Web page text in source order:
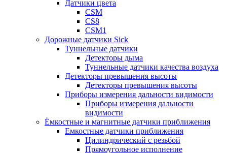
Датчики цвета
CSM
CS8
CSM1
Дорожные датчики Sick
Туннельные датчики
Детекторы дыма
Туннельные датчики качества воздуха
Детекторы превышения высоты
Детекторы превышения высоты
Приборы измерения дальности видимости
Приборы измерения дальности
видимости
Ёмкостные и магнитные датчики приближения
Емкостные датчики приближения
Цилиндрический с резьбой
Прямоугольное исполнение